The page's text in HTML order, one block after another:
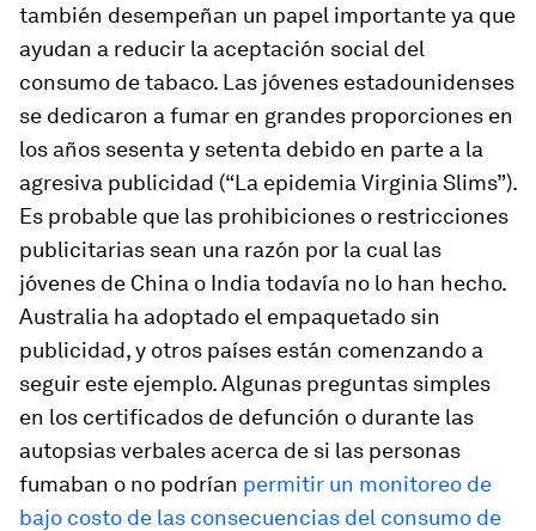
también desempeñan un papel importante ya que
ayudan a reducir la aceptación social del
consumo de tabaco. Las jóvenes estadounidenses
se dedicaron a fumar en grandes proporciones en
los años sesenta y setenta debido en parte a la
agresiva publicidad (“La epidemia Virginia Slims”).
Es probable que las prohibiciones o restricciones
publicitarias sean una razón por la cual las
jóvenes de China o India todavía no lo han hecho.
Australia ha adoptado el empaquetado sin
publicidad, y otros países están comenzando a
seguir este ejemplo. Algunas preguntas simples
en los certificados de defunción o durante las
autopsias verbales acerca de si las personas
fumaban o no podrían permitir un monitoreo de
bajo costo de las consecuencias del consumo de